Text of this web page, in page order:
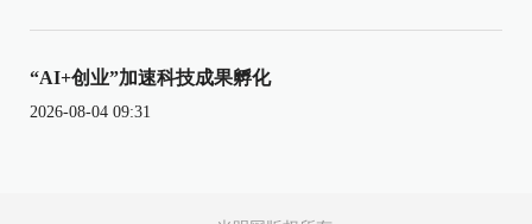
“AI+创业”加速科技成果孵化
2026-08-04 09:31